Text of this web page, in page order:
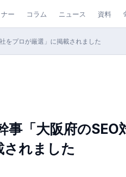
ー コラム ニュース 資料
をプロが厳選」に掲載されました
「大阪府のSEO
れました